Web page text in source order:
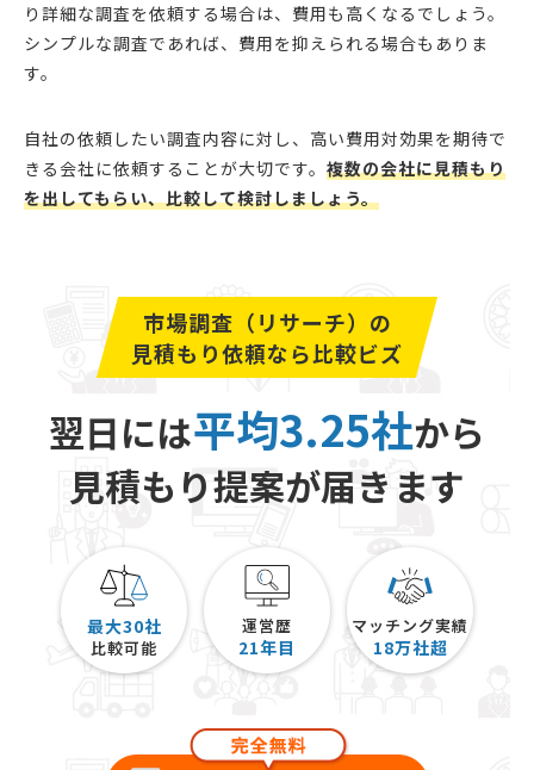
り詳細な調査を依頼する場合は、費用も高くなるでしょう。
シンプルな調査であれば、費用を抑えられる場合もありま
す。
自社の依頼したい調査内容に対し、高い費用対効果を期待で
きる会社に依頼することが大切です。 複数の会社に見積もり
を出してもらい、比較して検討しましょう。
市場調査（リサーチ）の
見積もり依頼なら比較ビズ
翌日には平均3.25社から
見積もり提案が届きます
最大30社
比較可能
運営歴
21年目
マッチング実績
18万社超